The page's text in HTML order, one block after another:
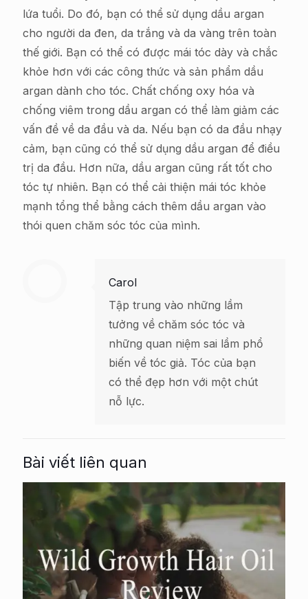
lứa tuổi. Do đó, bạn có thể sử dụng dầu argan
cho người da đen, da trắng và da vàng trên toàn
thế giới. Bạn có thể có được mái tóc dày và chắc
khỏe hơn với các công thức và sản phẩm dầu
argan dành cho tóc. Chất chống oxy hóa và
chống viêm trong dầu argan có thể làm giảm các
vấn đề về da đầu và da. Nếu bạn có da đầu nhạy
cảm, bạn cũng có thể sử dụng dầu argan để điều
trị da đầu. Hơn nữa, dầu argan cũng rất tốt cho
tóc tự nhiên. Bạn có thể cải thiện mái tóc khỏe
mạnh tổng thể bằng cách thêm dầu argan vào
thói quen chăm sóc tóc của mình.
Carol
Tập trung vào những lầm
tưởng về chăm sóc tóc và
những quan niệm sai lầm phổ
biến về tóc giả. Tóc của bạn
có thể đẹp hơn với một chút
nỗ lực.
Bài viết liên quan